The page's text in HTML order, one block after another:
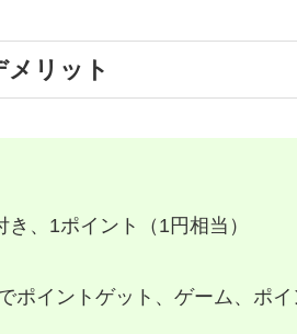
リット
、1ポイント（1円相当）
ポイントゲット、ゲーム、ポ